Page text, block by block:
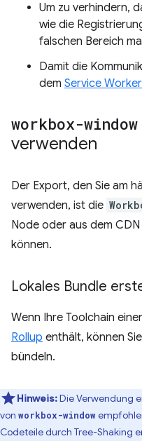
Um zu verhindern,
wie die
falschen Bereich
Damit die
dem Service
workbox-window
verwenden
Der Export, den Sie am
verwenden, ist die
Node oder aus dem
können.
Lokales Bundle
Wenn Ihre Toolchain
Rollup enthält, können Sie
bündeln.
Hinweis:Die Verwendung
von workbox-window
Codeteile durch Tree-Shaking